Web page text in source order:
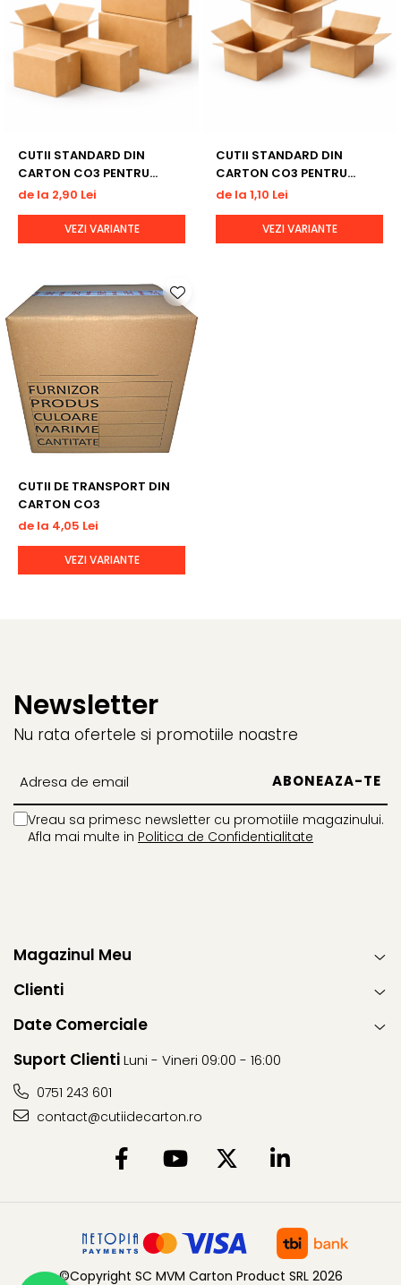
CUTII STANDARD DIN
CARTON CO3 PENTRU
TRANSPORT PRODUSE
de la 2,90 Lei
VEZI VARIANTE
CUTII STANDARD DIN
CARTON CO3 PENTRU
TRANSPORT PRODUSE MICI
de la 1,10 Lei
VEZI VARIANTE
CUTII DE TRANSPORT DIN
CARTON CO3
de la 4,05 Lei
VEZI VARIANTE
Newsletter
Nu rata ofertele si promotiile noastre
Vreau sa primesc newsletter cu promotiile magazinului.
Afla mai multe in Politica de Confidentialitate
Magazinul Meu
Clienti
Date Comerciale
Suport ClientiLuni - Vineri 09:00 - 16:00
0751 243 601
contact@cutiidecarton.ro
©Copyright SC MVM Carton Product SRL 2026